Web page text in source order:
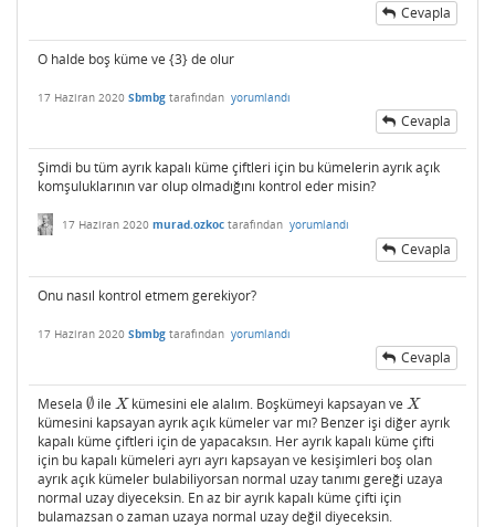
Cevapla
O halde boş küme ve {3} de olur
17 Haziran 2020 Sbmbg tarafından yorumlandı
Cevapla
Şimdi bu tüm ayrık kapalı küme çiftleri için bu kümelerin ayrık açık
komşuluklarının var olup olmadığını kontrol eder misin?
17 Haziran 2020 murad.ozkoc tarafından yorumlandı
Cevapla
Onu nasıl kontrol etmem gerekiyor?
17 Haziran 2020 Sbmbg tarafından yorumlandı
Cevapla
Mesela ∅
∅ ileX
X kümesini ele alalım. Boşkümeyi kapsayan veX
X
kümesini kapsayan ayrık açık kümeler var mı? Benzer işi diğer ayrık
kapalı küme çiftleri için de yapacaksın. Her ayrık kapalı küme çifti
için bu kapalı kümeleri ayrı ayrı kapsayan ve kesişimleri boş olan
ayrık açık kümeler bulabiliyorsan normal uzay tanımı gereği uzaya
normal uzay diyeceksin. En az bir ayrık kapalı küme çifti için
bulamazsan o zaman uzaya normal uzay değil diyeceksin.